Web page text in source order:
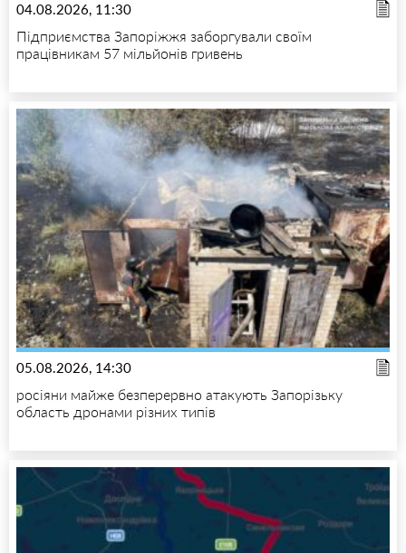
04.08.2026, 11:30
Підприємства Запоріжжя заборгували своїм
працівникам 57 мільйонів гривень
05.08.2026, 14:30
росіяни майже безперервно атакують Запорізьку
область дронами різних типів